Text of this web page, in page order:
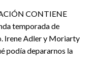
CONTIENE
temporada de
Irene Adler y Moriarty
podía depararnos la